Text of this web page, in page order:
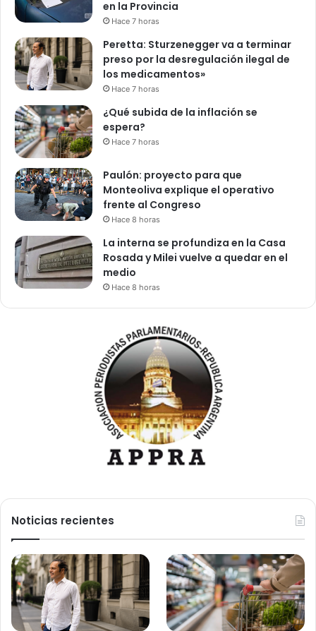
en la Provincia
Hace 7 horas
Peretta: Sturzenegger va a terminar
preso por la desregulación ilegal de
los medicamentos»
Hace 7 horas
¿Qué subida de la inflación se
espera?
Hace 7 horas
Paulón: proyecto para que
Monteoliva explique el operativo
frente al Congreso
Hace 8 horas
La interna se profundiza en la Casa
Rosada y Milei vuelve a quedar en el
medio
Hace 8 horas
Noticias recientes